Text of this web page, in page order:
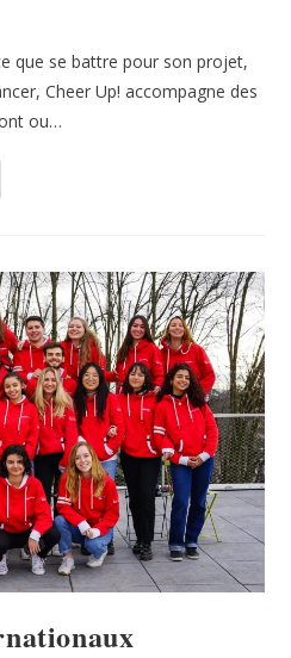
que se battre pour son projet,
Cheer Up! accompagne des
ou…